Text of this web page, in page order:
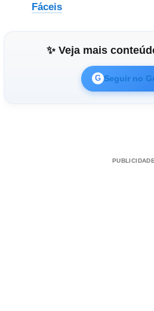
Fáceis
✨ Veja mais
G Seguir no
PUBLICIDADE